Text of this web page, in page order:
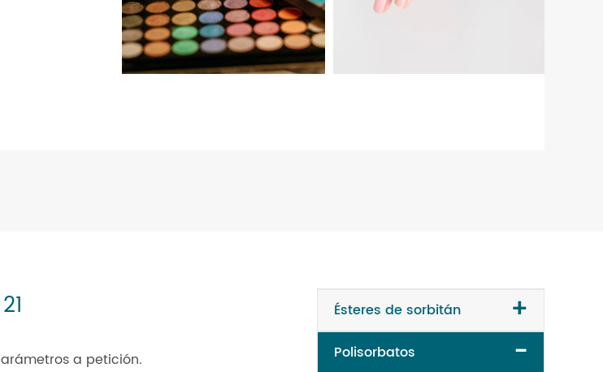
a petición.
Ésteres de sorbitán +
Polisorbatos -